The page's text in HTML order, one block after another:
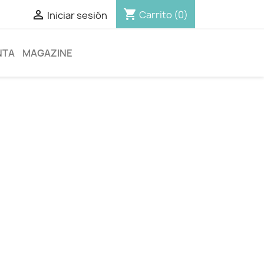
 Iniciar sesión shopping_cart Carrito (0)
MAGAZINE